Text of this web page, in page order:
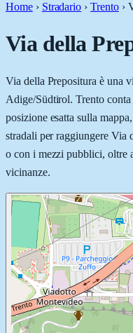
Home › Stradario › Trento ›
Via della
Via della Prepositura è una
Adige/Südtirol. Trento
posizione esatta sulla
stradali per raggiungere Via
o con i mezzi pubblici, oltre
vicinanze.